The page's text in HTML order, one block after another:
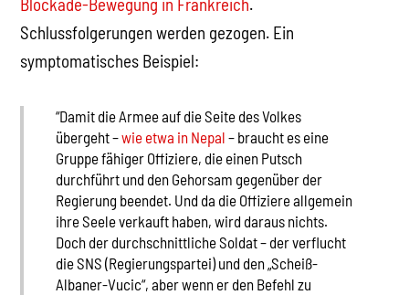
Blockade-Bewegung in Frankreich.
Schlussfolgerungen werden gezogen. Ein
symptomatisches Beispiel:
“Damit die Armee auf die Seite des Volkes
übergeht –wie etwa in Nepal – braucht es eine
Gruppe fähiger Offiziere, die einen Putsch
durchführt und den Gehorsam gegenüber der
Regierung beendet. Und da die Offiziere allgemein
ihre Seele verkauft haben, wird daraus nichts.
Doch der durchschnittliche Soldat – der verflucht
die SNS (Regierungspartei) und den „Scheiß-
Albaner-Vucic“, aber wenn er den Befehl zu